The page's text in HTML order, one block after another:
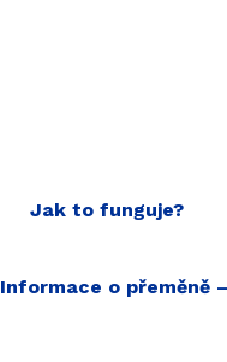
Jak to funguje?
Informace o přeměně